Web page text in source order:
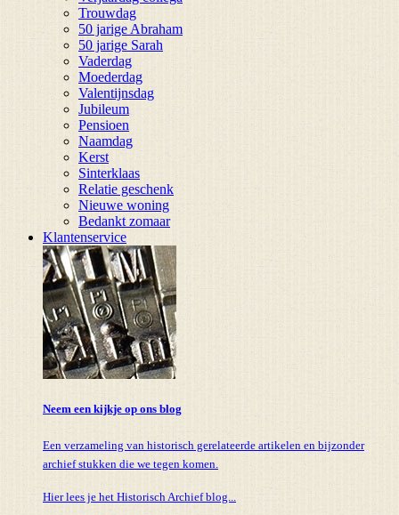
Trouwdag
50 jarige Abraham
50 jarige Sarah
Vaderdag
Moederdag
Valentijnsdag
Jubileum
Pensioen
Naamdag
Kerst
Sinterklaas
Relatie geschenk
Nieuwe woning
Bedankt zomaar
Klantenservice
Neem een kijkje op ons blog
Een verzameling van historisch gerelateerde artikelen en bijzonder
archief stukken die we tegen komen.
Hier lees je het Historisch Archief blog...